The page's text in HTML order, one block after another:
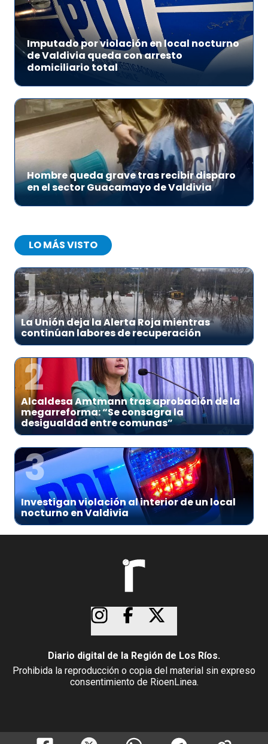
Imputado por violación en local nocturno
de Valdivia queda con arresto
domiciliario total
Hombre queda grave tras recibir disparo
en el sector Guacamayo de Valdivia
LO MÁS VISTO
1
La Unión deja la Alerta Roja mientras
continúan labores de recuperación
2
Alcaldesa Amtmann tras aprobación de la
megarreforma: “Se consagra la
desigualdad entre comunas”
3
Investigan violación al interior de un local
nocturno en Valdivia
Diario digital de la Región de Los Ríos.
Prohibida la reproducción o copia del material sin expreso
consentimiento de RioenLinea.